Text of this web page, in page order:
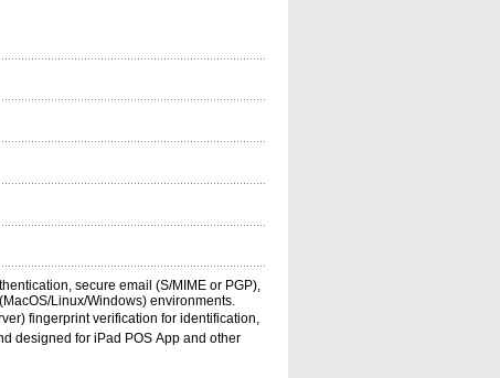
secure email (S/MIME or PGP),
Linux/Windows) environments.
fingerprint verification for identification,
designed for iPad POS App and other